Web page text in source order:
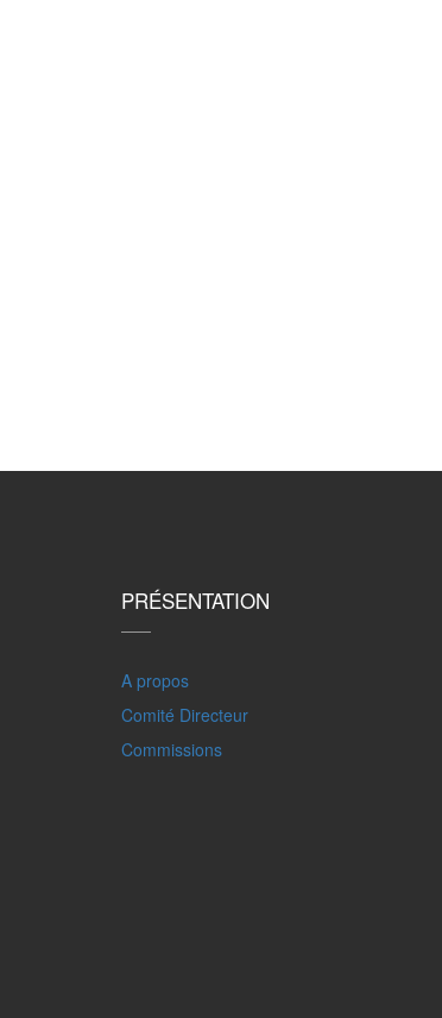
PRÉSENTATION
A propos
Comité Directeur
Commissions